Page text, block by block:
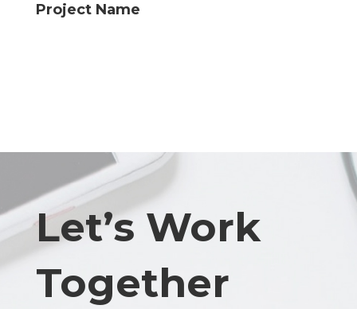
Project Name
Let’s Work
Together